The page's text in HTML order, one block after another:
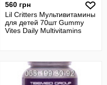
560 грн
Lil Critters Мультивитамины
для детей 70шт Gummy
Vites Daily Multivitamins